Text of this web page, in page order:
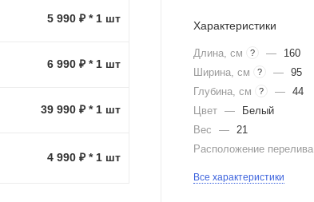
5 990 ₽ * 1 шт
6 990 ₽ * 1 шт
39 990 ₽ * 1 шт
4 990 ₽ * 1 шт
Характеристики
Длина, см ? —
160
Ширина, см
? — 95
Глубина, см
? — 44
Цвет —
Белый
Вес
—
21
Расположение перелива
Все характеристики